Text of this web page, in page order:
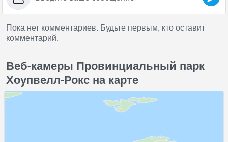
Пока нет комментариев. Будьте первым, кто оставит
комментарий.
Веб-камеры Провинциальный парк
Хоупвелл-Рокс на карте